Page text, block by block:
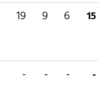
19 9 6 15
- - - -